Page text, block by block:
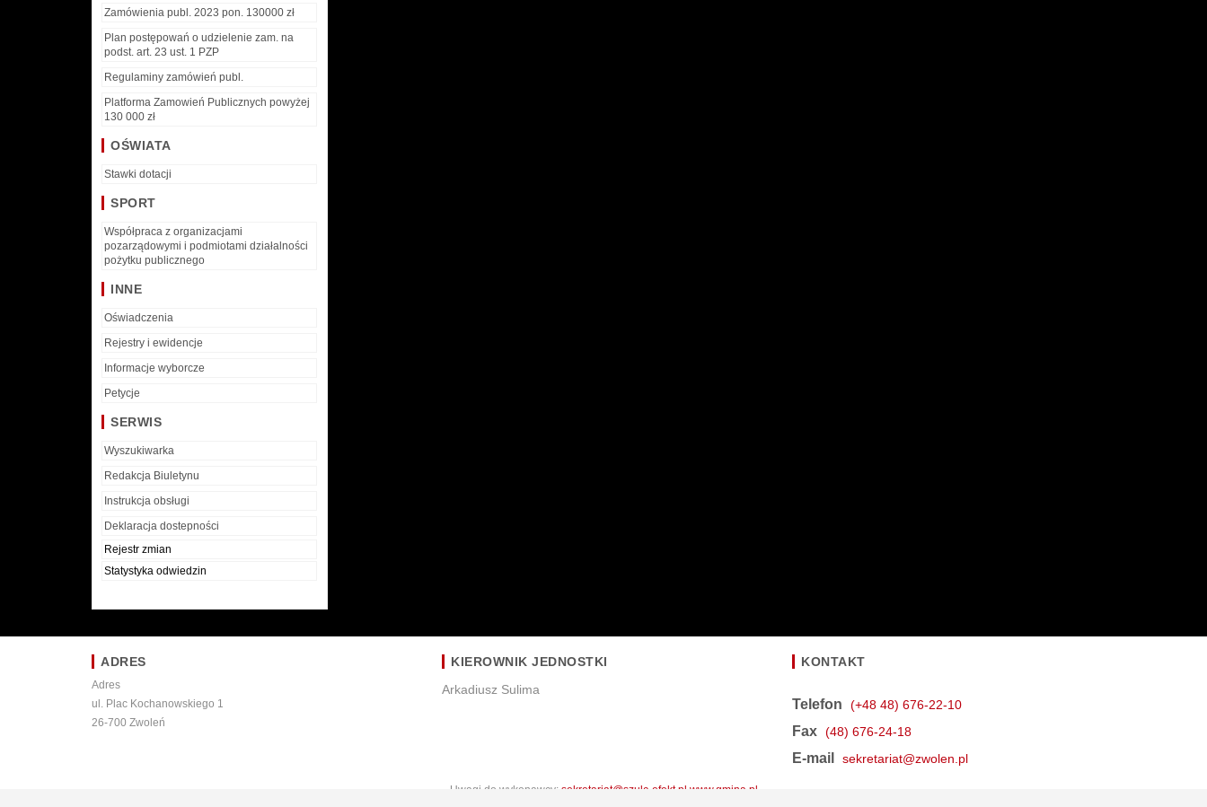
Zamówienia publ. 2023 pon. 130000 zł
Plan postępowań o udzielenie zam. na
podst. art. 23 ust. 1 PZP
Regulaminy zamówień publ.
Platforma Zamowień Publicznych powyżej
130 000 zł
OŚWIATA
Stawki dotacji
SPORT
Współpraca z organizacjami
pozarządowymi i podmiotami działalności
pożytku publicznego
INNE
Oświadczenia
Rejestry i ewidencje
Informacje wyborcze
Petycje
SERWIS
Wyszukiwarka
Redakcja Biuletynu
Instrukcja obsługi
Deklaracja dostepności
Rejestr zmian
Statystyka odwiedzin
ADRES
Adres
ul. Plac Kochanowskiego 1
26-700 Zwoleń
KIEROWNIK JEDNOSTKI
Arkadiusz Sulima
KONTAKT
Telefon (+48 48) 676-22-10
Fax (48) 676-24-18
E-mail sekretariat@zwolen.pl
Uwagi do wykonawcy: sekretariat@szulc-efekt.pl www.gmina.pl